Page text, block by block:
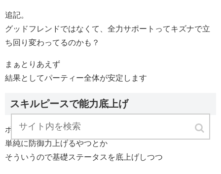
追記。
グッドフレンドではなくて、全力サポートってキズナで立
ち回り変わってるのかも？
まぁとりあえず
結果としてパーティー全体が安定します
スキルピースで能力底上げ
ボスの攻撃属性に合わせて耐性上げるやつとか
単純に防御力上げるやつとか
そういうので基礎ステータスを底上げしつつ